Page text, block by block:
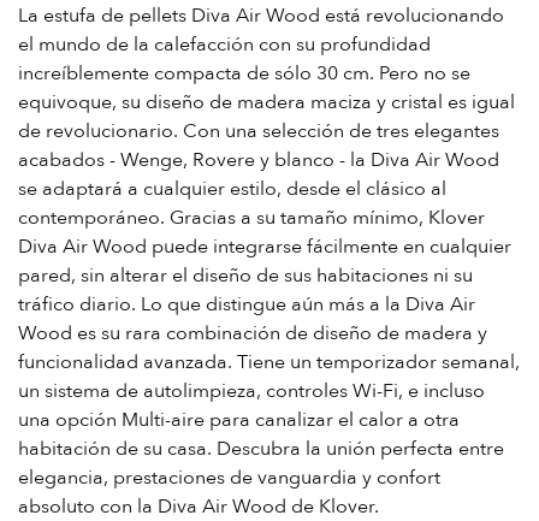
La estufa de pellets Diva Air Wood está revolucionando
el mundo de la calefacción con su profundidad
increíblemente compacta de sólo 30 cm. Pero no se
equivoque, su diseño de madera maciza y cristal es igual
de revolucionario. Con una selección de tres elegantes
acabados - Wenge, Rovere y blanco - la Diva Air Wood
se adaptará a cualquier estilo, desde el clásico al
contemporáneo. Gracias a su tamaño mínimo, Klover
Diva Air Wood puede integrarse fácilmente en cualquier
pared, sin alterar el diseño de sus habitaciones ni su
tráfico diario. Lo que distingue aún más a la Diva Air
Wood es su rara combinación de diseño de madera y
funcionalidad avanzada. Tiene un temporizador semanal,
un sistema de autolimpieza, controles Wi-Fi, e incluso
una opción Multi-aire para canalizar el calor a otra
habitación de su casa. Descubra la unión perfecta entre
elegancia, prestaciones de vanguardia y confort
absoluto con la Diva Air Wood de Klover.